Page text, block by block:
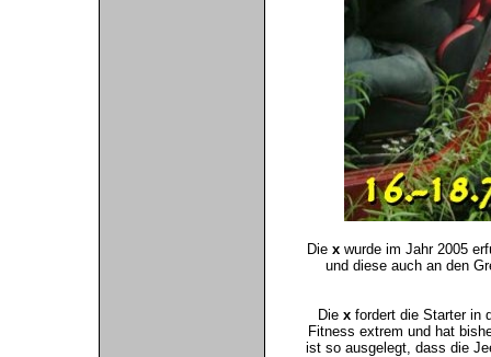
Die x wurde im Jahr 2005
und diese auch an den
Die xfordert die Starter in
Fitness extrem und hat
ist so ausgelegt, dass die